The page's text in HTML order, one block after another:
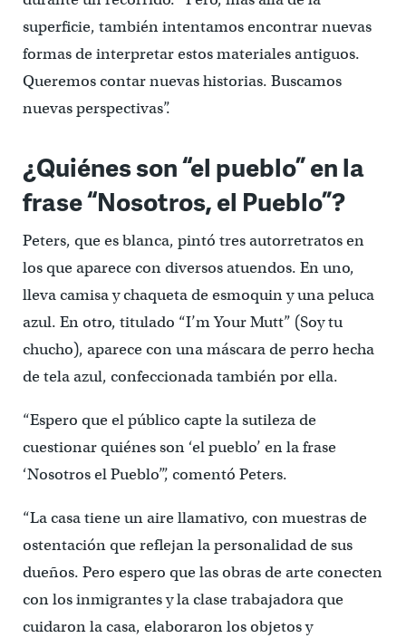
superficie, también intentamos encontrar nuevas
formas de interpretar estos materiales antiguos.
Queremos contar nuevas historias. Buscamos
nuevas perspectivas”.
¿Quiénes son “el pueblo” en la
frase “Nosotros, el Pueblo”?
Peters, que es blanca, pintó tres autorretratos en
los que aparece con diversos atuendos. En uno,
lleva camisa y chaqueta de esmoquin y una peluca
azul. En otro, titulado “I’m Your Mutt” (Soy tu
chucho), aparece con una máscara de perro hecha
de tela azul, confeccionada también por ella.
“Espero que el público capte la sutileza de
cuestionar quiénes son ‘el pueblo’ en la frase
‘Nosotros el Pueblo’”, comentó Peters.
“La casa tiene un aire llamativo, con muestras de
ostentación que reflejan la personalidad de sus
dueños. Pero espero que las obras de arte conecten
con los inmigrantes y la clase trabajadora que
cuidaron la casa, elaboraron los objetos y